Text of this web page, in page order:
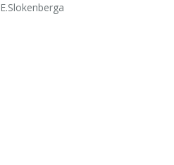
E.Slokenberga